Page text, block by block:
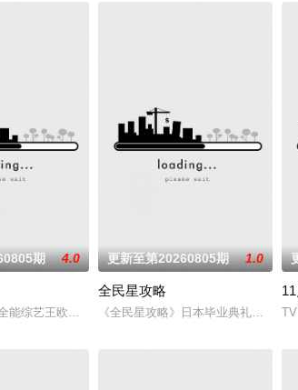
性话题无所不谈！为观众带来不同观点。
、非一般的旅游方式，带你游遍世界各地！不管是奢
期 4.0
能综艺王欧汉声(欧弟),笑点掌门人张立东,啦啦队女神
更新至第20260805期 1.0
全民星攻略
《全民星攻略》日本毕业典礼向学